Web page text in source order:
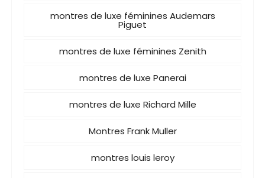
montres de luxe féminines Audemars
Piguet
montres de luxe féminines Zenith
montres de luxe Panerai
montres de luxe Richard Mille
Montres Frank Muller
montres louis leroy